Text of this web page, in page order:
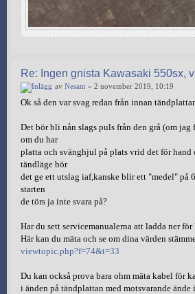
Re: Ingen gnista Kawasaki 550sx,
av Nesam » 2 november 2019, 10:19
Ok så den var svag redan från innan
Det bör bli nån slags puls från den grå (om jag
om du har
platta och svänghjul på plats vrid det för hand
tändläge bör
det ge ett utslag iaf,kanske blir ett "medel" på
starten
de törs ja inte svara på?
Har du sett servicemanualerna att ladda ner
Här kan du mäta och se om dina värden
viewtopic.php?f=74&t=33
Du kan också prova bara ohm mäta kabel för
i änden på tändplattan med motsvarande ände